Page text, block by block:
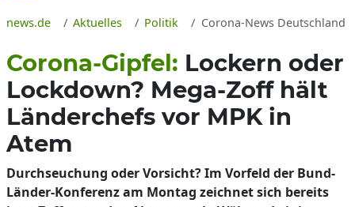
news.de Aktuelles Politik Corona-News Deutschland
Corona-Gipfel: Lockern oder
Lockdown? Mega-Zoff hält
Länderchefs vor MPK in
Atem
Durchseuchung oder Vorsicht? Im Vorfeld der Bund-
Länder-Konferenz am Montag zeichnet sich bereits